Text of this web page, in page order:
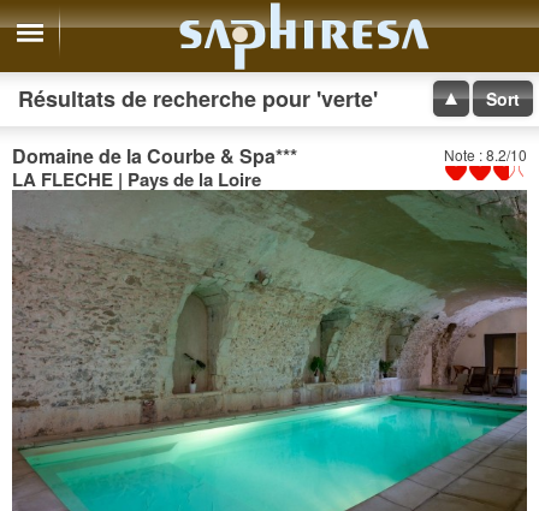
Résultats de recherche pour 'verte' Sort
Note : 8.2/10
Domaine de la Courbe & Spa***
LA FLECHE | Pays de la Loire